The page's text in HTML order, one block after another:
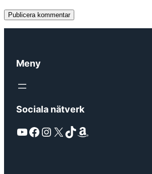
Meny
Sociala nätverk
YouTube Facebook Instagram X TikTok Amazon